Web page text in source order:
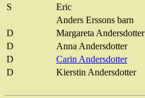
S
Eric
Anders Erssons barn
D
Margareta Andersdotter
D
Anna Andersdotter
D
Carin Andersdotter
D
KierstinAndersdotter